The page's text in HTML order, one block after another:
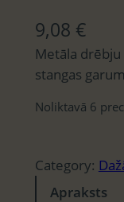
9,08 €
Metāla
stangas
Noliktavā 6
Category:
Apraksts